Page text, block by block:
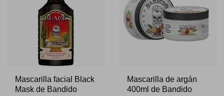
Mascarilla facial Black
Mask de Bandido
Mascarilla de argán
400ml de Bandido